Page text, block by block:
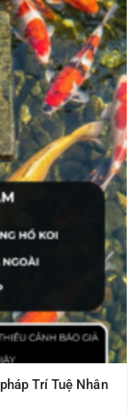
Trí Tuệ Nhân